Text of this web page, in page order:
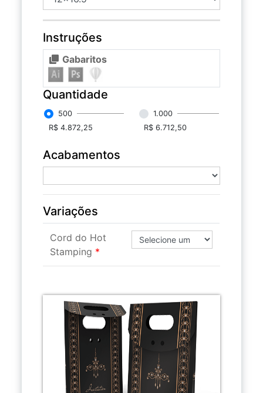
Instruções
Gabaritos
Quantidade
500
R$ 4.872,25
1.000
R$ 6.712,50
Acabamentos
Variações
Cord do Hot
Stamping